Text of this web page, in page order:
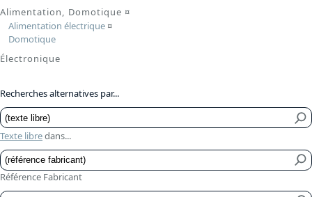
Alimentation, Domotique ¤
Alimentation électrique¤
Domotique
Électronique
Recherches alternatives par...
Texte libredans...
Référence Fabricant